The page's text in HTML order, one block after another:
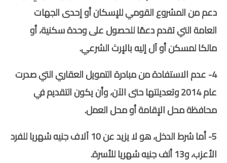
دعم من المشروع القومي للإسكان أو إحدى الجهات
العامة التي تقدم دعمًا للحصول على وحدة سكنية، أو
مالكا لمسكن أو آل إليه بالإرث الشرعي.
4- عدم الاستفادة من مبادرة التمويل العقاري التي صدرت
عام 2014 وتعديلتها حتى الآن، وأن يكون التقديم في
محافظة محل الإقامة أو محل العمل.
5- أما شرط الدخل، هو لا يزيد عن 10 آلاف جنيه شهريا للفرد
الأعزب، و13 ألف جنيه شهريا للأسرة.